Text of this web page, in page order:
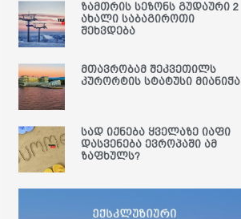
ზამთრის სეზონს გუდაური 2
ახალი საბაგიროთი
შეხვდება
მთავრობამ შეკვეთილს
კურორტის სტატუსი მიანიჭა
სად იქნება ყველაზე იაფი
დასვენება ევროპაში ამ
ზაფხულს?